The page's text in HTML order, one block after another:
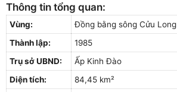
Thông tin tổng quan:
Vùng:
Đồng bằng sông Cửu Long
Thành lập:
1985
Trụ sở UBND:
Ấp Kinh Đào
Diện tích:
84,45 km²